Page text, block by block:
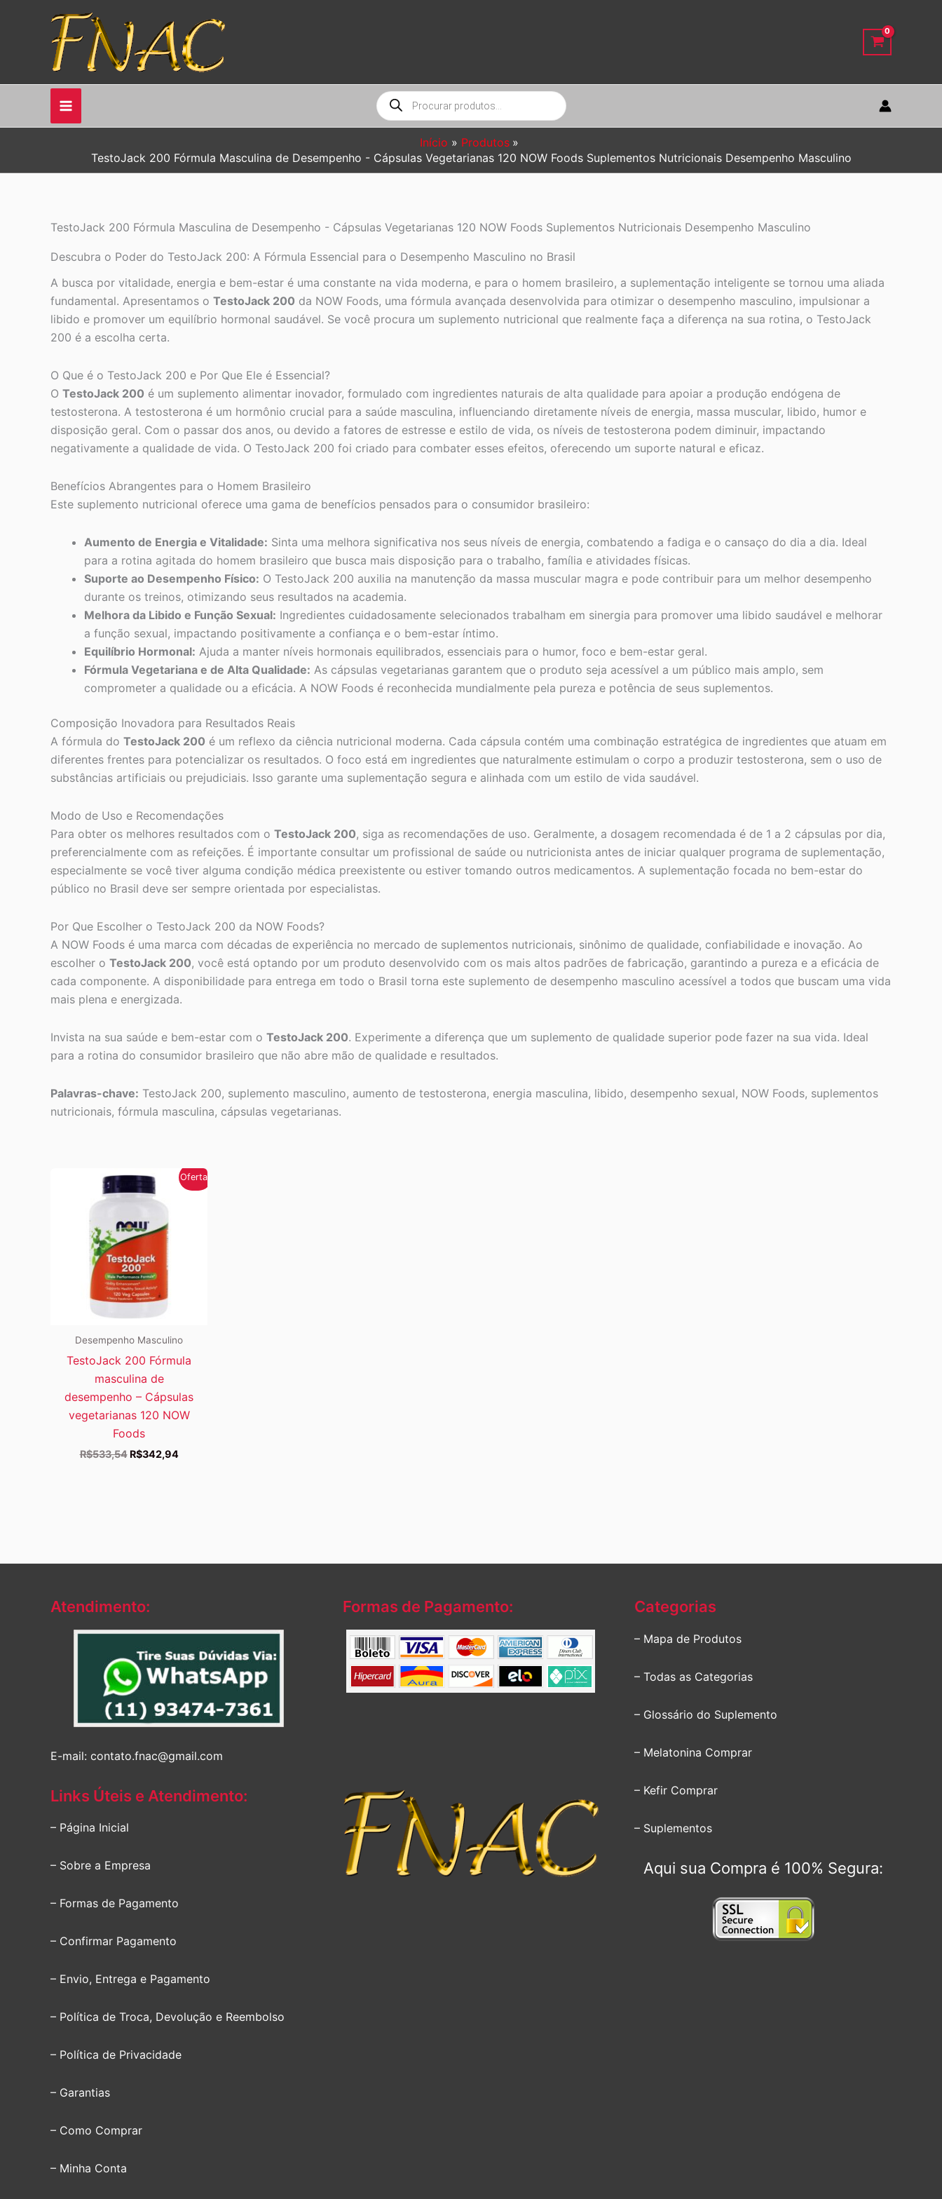
Pesquisar
produtos
Início
Produtos
TestoJack 200 Fórmula Masculina de Desempenho - Cápsulas Vegetarianas 120 NOW Foods Suplementos Nutricionais Desempenho Masculino
TestoJack 200 Fórmula Masculina de Desempenho - Cápsulas Vegetarianas 120 NOW Foods Suplementos Nutricionais Desempenho Masculino
Descubra o Poder do TestoJack 200: A Fórmula Essencial para o Desempenho Masculino no Brasil
A busca por vitalidade, energia e bem-estar é uma constante na vida moderna, e para o homem brasileiro, a suplementação inteligente se tornou uma aliada
fundamental. Apresentamos o TestoJack 200 da NOW Foods, uma fórmula avançada desenvolvida para otimizar o desempenho masculino, impulsionar a
libido e promover um equilíbrio hormonal saudável. Se você procura um suplemento nutricional que realmente faça a diferença na sua rotina, o TestoJack
200 é a escolha certa.
O Que é o TestoJack 200 e Por Que Ele é Essencial?
O TestoJack 200 é um suplemento alimentar inovador, formulado com ingredientes naturais de alta qualidade para apoiar a produção endógena de
testosterona. A testosterona é um hormônio crucial para a saúde masculina, influenciando diretamente níveis de energia, massa muscular, libido, humor e
disposição geral. Com o passar dos anos, ou devido a fatores de estresse e estilo de vida, os níveis de testosterona podem diminuir, impactando
negativamente a qualidade de vida. O TestoJack 200 foi criado para combater esses efeitos, oferecendo um suporte natural e eficaz.
Benefícios Abrangentes para o Homem Brasileiro
Este suplemento nutricional oferece uma gama de benefícios pensados para o consumidor brasileiro:
Aumento de Energia e Vitalidade: Sinta uma melhora significativa nos seus níveis de energia, combatendo a fadiga e o cansaço do dia a dia. Ideal
para a rotina agitada do homem brasileiro que busca mais disposição para o trabalho, família e atividades físicas.
Suporte ao Desempenho Físico: O TestoJack 200 auxilia na manutenção da massa muscular magra e pode contribuir para um melhor desempenho
durante os treinos, otimizando seus resultados na academia.
Melhora da Libido e Função Sexual: Ingredientes cuidadosamente selecionados trabalham em sinergia para promover uma libido saudável e melhorar
a função sexual, impactando positivamente a confiança e o bem-estar íntimo.
Equilíbrio Hormonal: Ajuda a manter níveis hormonais equilibrados, essenciais para o humor, foco e bem-estar geral.
Fórmula Vegetariana e de Alta Qualidade: As cápsulas vegetarianas garantem que o produto seja acessível a um público mais amplo, sem
comprometer a qualidade ou a eficácia. A NOW Foods é reconhecida mundialmente pela pureza e potência de seus suplementos.
Composição Inovadora para Resultados Reais
A fórmula do TestoJack 200 é um reflexo da ciência nutricional moderna. Cada cápsula contém uma combinação estratégica de ingredientes que atuam em
diferentes frentes para potencializar os resultados. O foco está em ingredientes que naturalmente estimulam o corpo a produzir testosterona, sem o uso de
substâncias artificiais ou prejudiciais. Isso garante uma suplementação segura e alinhada com um estilo de vida saudável.
Modo de Uso e Recomendações
Para obter os melhores resultados com o TestoJack 200, siga as recomendações de uso. Geralmente, a dosagem recomendada é de 1 a 2 cápsulas por dia,
preferencialmente com as refeições. É importante consultar um profissional de saúde ou nutricionista antes de iniciar qualquer programa de suplementação,
especialmente se você tiver alguma condição médica preexistente ou estiver tomando outros medicamentos. A suplementação focada no bem-estar do
público no Brasil deve ser sempre orientada por especialistas.
Por Que Escolher o TestoJack 200 da NOW Foods?
A NOW Foods é uma marca com décadas de experiência no mercado de suplementos nutricionais, sinônimo de qualidade, confiabilidade e inovação. Ao
escolher o TestoJack 200, você está optando por um produto desenvolvido com os mais altos padrões de fabricação, garantindo a pureza e a eficácia de
cada componente. A disponibilidade para entrega em todo o Brasil torna este suplemento de desempenho masculino acessível a todos que buscam uma vida
mais plena e energizada.
Invista na sua saúde e bem-estar com o TestoJack 200. Experimente a diferença que um suplemento de qualidade superior pode fazer na sua vida. Ideal
para a rotina do consumidor brasileiro que não abre mão de qualidade e resultados.
Palavras-chave: TestoJack 200, suplemento masculino, aumento de testosterona, energia masculina, libido, desempenho sexual, NOW Foods, suplementos
nutricionais, fórmula masculina, cápsulas vegetarianas.
Oferta!
Desempenho Masculino
TestoJack 200 Fórmula
masculina de
desempenho – Cápsulas
vegetarianas 120 NOW
Foods
R$533,54 O
R$342,94O
Atendimento:
E-mail: contato.fnac@gmail.com
Links Úteis e Atendimento:
– Página Inicial
– Sobre a Empresa
– Formas de Pagamento
– Confirmar Pagamento
– Envio, Entrega e Pagamento
– Política de Troca, Devolução e Reembolso
– Política de Privacidade
– Garantias
– Como Comprar
– Minha Conta
Formas de Pagamento: Categorias
– Mapa de Produtos
– Todas as Categorias
– Glossário do Suplemento
– Melatonina Comprar
– Kefir Comprar
– Suplementos
Aqui sua Compra é 100% Segura: